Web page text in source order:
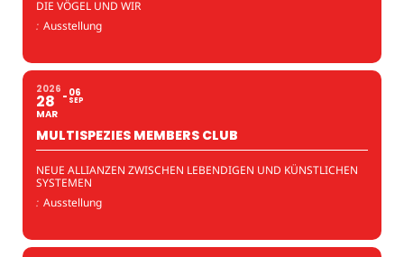
DIE VÖGEL UND WIR
: Ausstellung
2026
28
MAR
06
SEP
MULTISPEZIES MEMBERS CLUB
NEUE ALLIANZEN ZWISCHEN LEBENDIGEN UND KÜNSTLICHEN
SYSTEMEN
: Ausstellung